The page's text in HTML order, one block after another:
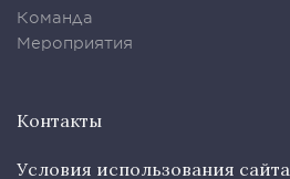
Команда
Мероприятия
Контакты
Условия использования сайта